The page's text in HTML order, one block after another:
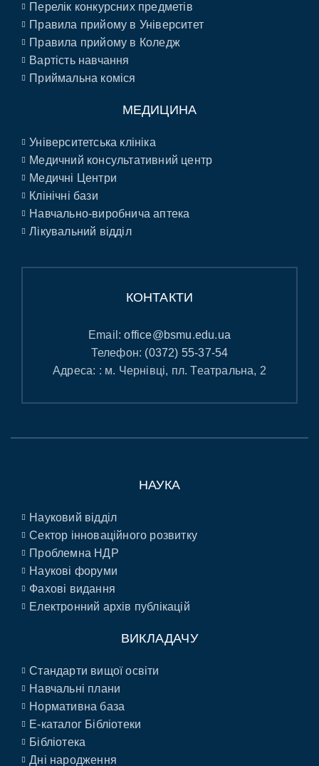
Перелік конкурсних предметів
Правила прийому в Університет
Правила прийому в Коледж
Вартість навчання
Приймальна коміся
МЕДИЦИНА
Університетська клініка
Медичний консультативний центр
Медичні Центри
Клінічні бази
Навчально-виробнича аптека
Лікувальний відділ
КОНТАКТИ
Email:office@bsmu.edu.ua
Телефон: (0372) 55-37-54
Адреса: : м. Чернівці, пл. Театральна, 2
НАУКА
Науковий відділ
Сектор інноваційного розвитку
Проблемна НДР
Наукові форуми
Фахові видання
Електронний архів публікацій
ВИКЛАДАЧУ
Стандарти вищої освіти
Навчальні плани
Нормативна база
E-каталог Бібліотеки
Бібліотека
Дні народження